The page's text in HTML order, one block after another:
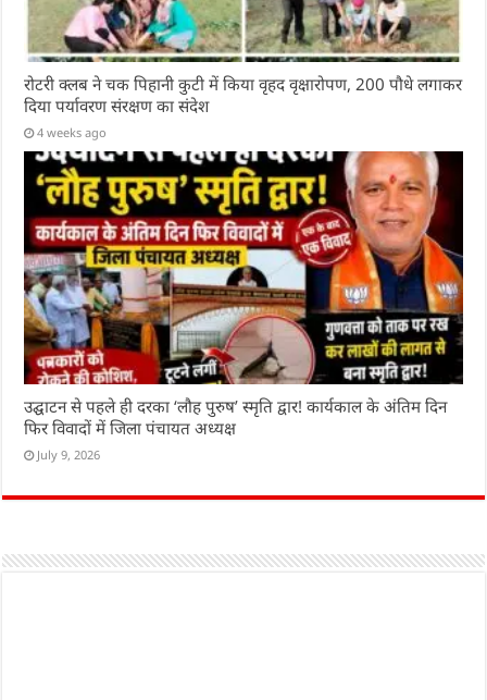
रोटरी क्लब ने चक पिहानी कुटी में किया वृहद वृक्षारोपण, 200 पौधे लगाकर
दिया पर्यावरण संरक्षण का संदेश
4 weeks ago
उद्घाटन से पहले ही दरका ‘लौह पुरुष’ स्मृति द्वार! कार्यकाल के अंतिम दिन
फिर विवादों में जिला पंचायत अध्यक्ष
July 9, 2026